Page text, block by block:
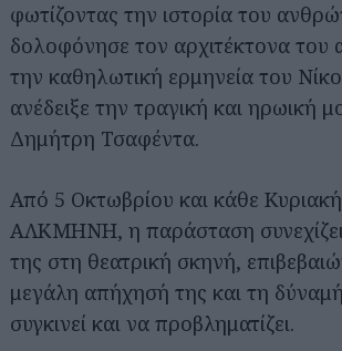
φωτίζοντας την ιστορία του
δολοφόνησε τον αρχιτέκτονα του
την καθηλωτική ερμηνεία του
ανέδειξε την τραγική και ηρωική
Δημήτρη Τσαφέντα.
Από 5 Οκτωβρίου και κάθε
ΑΛΚΜΗΝΗ, η παράσταση
της στη θεατρική σκηνή,
μεγάλη απήχησή της και τη
συγκινεί και να προβληματίζει.